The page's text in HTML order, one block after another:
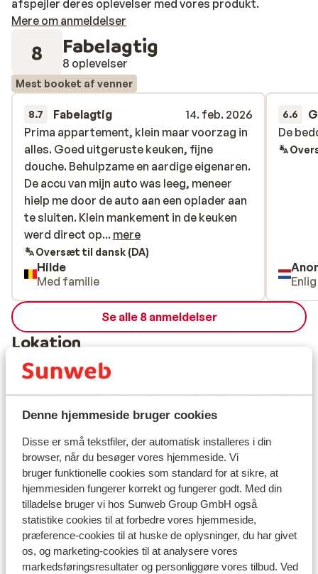
Denne hjemmeside bruger cookies
Disse er små tekstfiler, der automatisk installeres i din
browser, når du besøger vores hjemmeside. Vi
bruger funktionelle cookies som standard for at sikre, at
hjemmesiden fungerer korrekt og fungerer godt. Med din
tilladelse bruger vi hos Sunweb Group GmbH også
statistike cookies til at forbedre vores hjemmeside,
præference-cookies til at huske de oplysninger, du har givet
os, og marketing-cookies til at analysere vores
markedsføringsresultater og personliggøre vores tilbud. Ved
afspejler deres oplevelser med vores produkt.
Mere om anmeldelser
8 Fabelagtig
8 oplevelser
Mest booket af venner
8.7 Fabelagtig
14. feb. 2026
Prima appartement, klein maar voorzag in
alles. Goed uitgeruste keuken, fijne
douche. Behulpzame en aardige eigenaren.
De accu van mijn auto was leeg, meneer
hielp me door de auto aan een oplader aan
te sluiten. Klein mankement in de keuken
werd direct opgelost.
Prima appartement, klein maar voorzag in
alles. Goed uitgeruste keuken, fijne
douche. Behulpzame en aardige eigenaren.
De accu van mijn auto was leeg, meneer
hielp me door de auto aan een oplader aan
te sluiten. Klein mankement in de keuken
werd direct op... mere
Oversæt til dansk (DA)
Hilde
Med familie
6.6
De
De
Se alle 8 anmeldelser
Lokation
Se på kort
I området
Afstand til centrum: ca. 600 meter
Afstand til skipiste ca. 400 meter
Afstand til busstoppested til skilift ca. 100 meter (